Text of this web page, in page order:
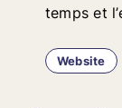
temps et
Website